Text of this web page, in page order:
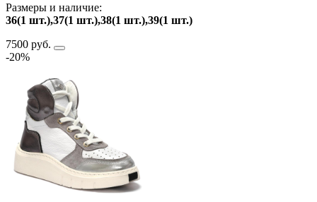
Размеры и наличие:
36(1 шт.),37(1 шт.),38(1 шт.),39(1 шт.)
7500 руб.
-20%